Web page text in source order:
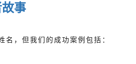
事
名，但我们的成功案例包括：